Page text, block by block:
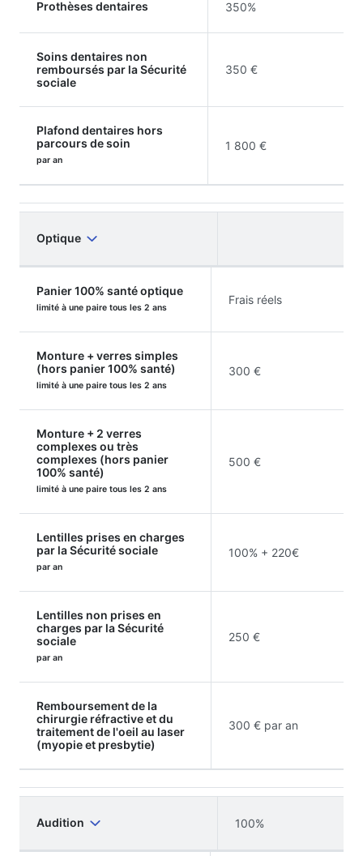
Prothèses dentaires 350%
Soins dentaires non
remboursés par la Sécurité
sociale
350 €
Plafond dentaires hors
parcours de soin
par an
1 800 €
Optique
Panier 100% santé optique
limité à une paire tous les 2 ans
Frais réels
Monture + verres simples
(hors panier 100% santé)
limité à une paire tous les 2 ans
300 €
Monture + 2 verres
complexes ou très
complexes (hors panier
100% santé)
limité à une paire tous les 2 ans
500 €
Lentilles prises en charges
par la Sécurité sociale
par an
100% + 220€
Lentilles non prises en
charges par la Sécurité
sociale
par an
250 €
Remboursement de la
chirurgie réfractive et du
traitement de l'oeil au laser
(myopie et presbytie)
300 € par an
Audition 100%